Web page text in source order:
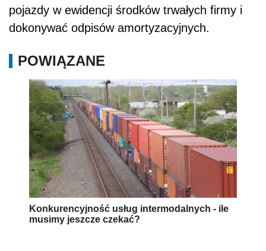
pojazdy w ewidencji środków trwałych firmy i
dokonywać odpisów amortyzacyjnych.
POWIĄZANE
Konkurencyjność usług intermodalnych - ile
musimy jeszcze czekać?